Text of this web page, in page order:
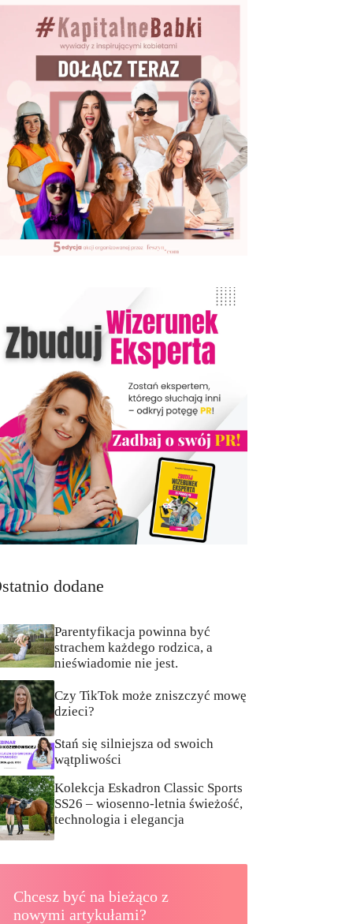
dodane
Parentyfikacja powinna być
strachem każdego rodzica, a
nieświadomie nie jest.
Czy TikTok może zniszczyć mowę
dzieci?
Stań się silniejsza od swoich
wątpliwości
Kolekcja Eskadron Classic Sports
SS26 – wiosenno-letnia świeżość,
technologia i elegancja
Chcesz być na bieżąco z
nowymi artykułami?